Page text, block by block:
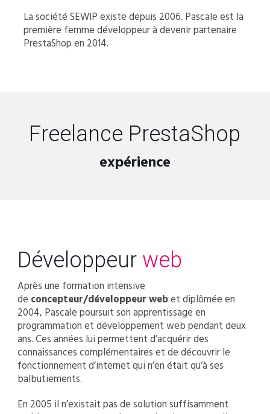
La société SEWIP existe depuis 2006. Pascale est la
première femme développeur à devenir partenaire
PrestaShop en 2014.
Freelance PrestaShop
expérience
Développeur web
Après une formation intensive
de concepteur/développeur webet diplômée en
2004, Pascale poursuit son apprentissage en
programmation et développement web pendant deux
ans. Ces années lui permettent d’acquérir des
connaissances complémentaires et de découvrir le
fonctionnement d’internet qui n’en était qu’à ses
balbutiements.
En 2005 il n’existait pas de solution suffisamment